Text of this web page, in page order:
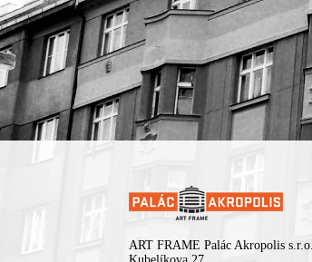
ART FRAME Palác Akropolis s.r.o.